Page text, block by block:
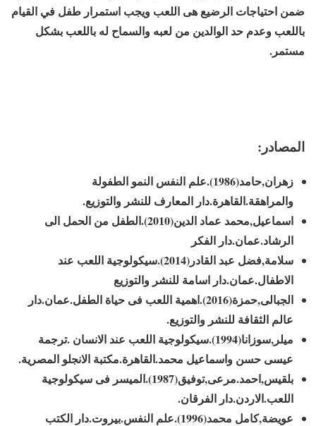
ضمن احتياجات الرضيع هى اللعب ويجب استمرار طفل في القيام
باللعب وعدم حد الوالدين من لعبه والسماح له باللعب بشكل
مستمر.
المصادر:
زهران,حامد(1986).علم النفس النمو الطفولة
والمراهقة.القاهرة.دار المعارف للنشر والتوزيع.
اسماعيل,محمد عماد الدين(2010).الطفل من الحمل الى
الرشاد.عمان.دار الفكر
سلامة,فضل عبد القادر(2014).سيكولوجية اللعب عند
الاطفال.عمان.دار اسامة للنشر والتوزيع
الجبالى,حمزة(2016).اهمية اللعب فى حياة الطفل.عمان.دار
عالم الثقافة للنشر والتوزيع.
ميلر,سوزانا(1994).سيكولوجية اللعب عند الانسان .ترجمة
عيسى حسن واسماعيل محمد.القاهرة.مكتبة الانجلو المصرية.
بلقيس,احمد.مرعى,توفيق(1987).الميسر فى سيكولوجية
اللعب.الاردن.دار الفرقان.
عويضة,كامل محمد(1996).علم النفس.بيروت.دار الكتب